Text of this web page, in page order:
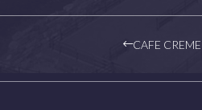
CAFE CREME